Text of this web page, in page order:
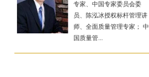
专家、中国专家委员会委
员、陈泓冰授权标杆管理讲
师、全面质量管理专家； 中
国质量管...